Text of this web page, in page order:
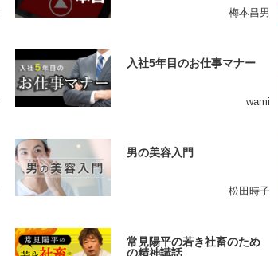
梅本昌男
入社5年目のお仕事マナー
wami
男の美容入門
松田時子
常見陽平の若き社畜のため
の精神講話